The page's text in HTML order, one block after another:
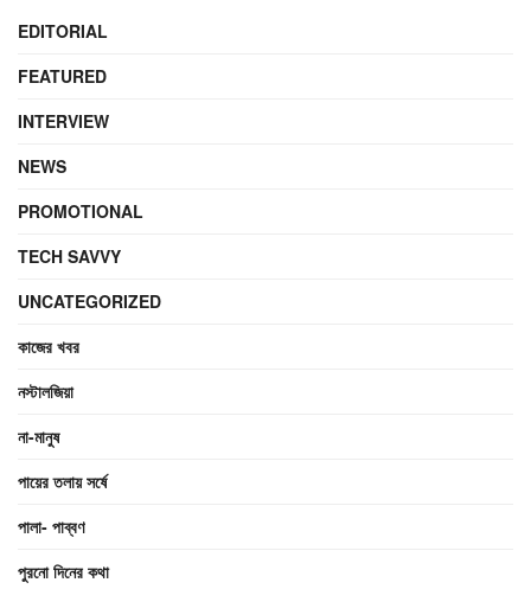
EDITORIAL
FEATURED
INTERVIEW
NEWS
PROMOTIONAL
TECH SAVVY
UNCATEGORIZED
কাজের খবর
নস্টালজিয়া
না-মানুষ
পায়ের তলায় সর্ষে
পালা- পাব্বণ
পুরনো দিনের কথা